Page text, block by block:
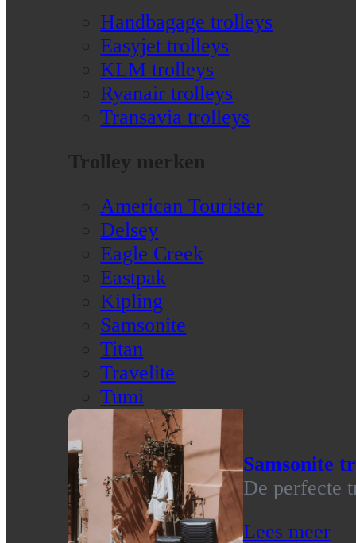
Handbagage trolleys
Easyjet trolleys
KLM trolleys
Ryanair trolleys
Transavia trolleys
Trolley merken
American Tourister
Delsey
Eagle Creek
Eastpak
Kipling
Samsonite
Titan
Travelite
Tumi
Samsonite
De perfecte
Lees meer